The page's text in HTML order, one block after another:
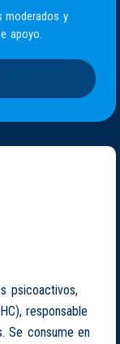
moderados y
apoyo.
psicoactivos,
responsable
Se consume en